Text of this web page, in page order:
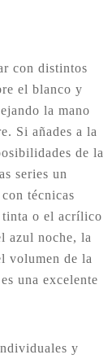
con distintos
el blanco y
la mano
Si añades a la
de la
series un
técnicas
tinta o el acrílico
azul noche, la
volumen de la
una excelente
y